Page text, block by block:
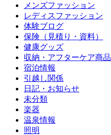
メンズファッション
レディスファッション
体験ブログ
保険（見積り・資料）
健康グッズ
収納・アフターケア商品
宿泊情報
引越し関係
日記・お知らせ
未分類
楽器
温泉情報
照明